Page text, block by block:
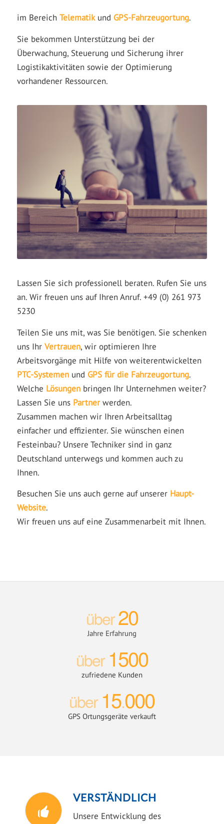
im Bereich Telematikund GPS-Fahrzeugortung.
Sie bekommen Unterstützung bei der
Überwachung, Steuerung und Sicherung ihrer
Logistikaktivitäten sowie der Optimierung
vorhandener Ressourcen.
Lassen Sie sich professionell beraten. Rufen Sie uns
an. Wir freuen uns auf Ihren Anruf. +49 (0) 261 973
5230
Teilen Sie uns mit, was Sie benötigen. Sie schenken
uns Ihr Vertrauen, wir optimieren Ihre
Arbeitsvorgänge mit Hilfe von weiterentwickelten
PTC-Systemenund GPS für die Fahrzeugortung.
Welche Lösungenbringen Ihr Unternehmen weiter?
Lassen Sie uns Partnerwerden.
Zusammen machen wir Ihren Arbeitsalltag
einfacher und effizienter. Sie wünschen einen
Festeinbau? Unsere Techniker sind in ganz
Deutschland unterwegs und kommen auch zu
Ihnen.
Besuchen Sie uns auch gerne auf unserer Haupt-
Website.
Wir freuen uns auf eine Zusammenarbeit mit Ihnen.
über20
Jahre Erfahrung
über1500
zufriedene Kunden
über15.000
GPS Ortungsgeräte verkauft
VERSTÄNDLICH
Unsere Entwicklung des